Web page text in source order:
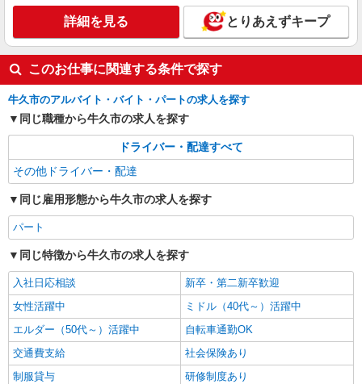
詳細を見る とりあえずキープ
このお仕事に関連する条件で探す
牛久市のアルバイト・バイト・パートの求人を探す
同じ職種から牛久市の求人を探す
ドライバー・配達すべて
その他ドライバー・配達
同じ雇用形態から牛久市の求人を探す
パート
同じ特徴から牛久市の求人を探す
入社日応相談
新卒・第二新卒歓迎
女性活躍中
ミドル（40代～）活躍中
エルダー（50代～）活躍中
自転車通勤OK
交通費支給
社会保険あり
制服貸与
研修制度あり